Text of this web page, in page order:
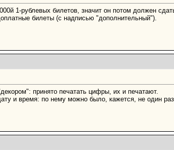
1-рублевых билетов, значит он потом должен
билеты (с надписью "дополнительный").
принято печатать цифры, их и печатают.
и время: по нему можно было, кажется, не один